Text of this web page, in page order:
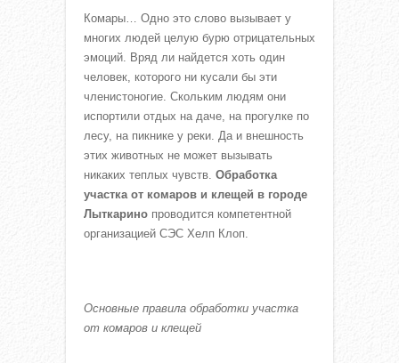
Комары… Одно это слово вызывает у
многих людей целую бурю отрицательных
эмоций. Вряд ли найдется хоть один
человек, которого ни кусали бы эти
членистоногие. Скольким людям они
испортили отдых на даче, на прогулке по
лесу, на пикнике у реки. Да и внешность
этих животных не может вызывать
никаких теплых чувств. Обработка
участка от комаров и клещей в городе
Лыткарино проводится компетентной
организацией СЭС Хелп Клоп.
Основные правила обработки участка
от комаров и клещей